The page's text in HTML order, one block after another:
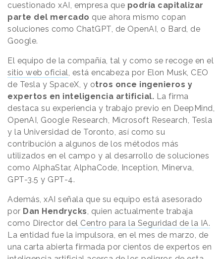
cuestionado xAI, empresa que podría capitalizar
parte del mercado que ahora mismo copan
soluciones como ChatGPT, de OpenAI, o Bard, de
Google.
El equipo de la compañía, tal y como se recoge en el
sitio web oficial, está encabeza por Elon Musk, CEO
de Tesla y SpaceX, y otros once ingenieros y
expertos en inteligencia artificial. La firma
destaca su experiencia y trabajo previo en DeepMind,
OpenAI, Google Research, Microsoft Research, Tesla
y la Universidad de Toronto, así como su
contribución a algunos de los métodos más
utilizados en el campo y al desarrollo de soluciones
como AlphaStar, AlphaCode, Inception, Minerva,
GPT-3.5 y GPT-4.
Además, xAI señala que su equipo está asesorado
por Dan Hendrycks, quien actualmente trabaja
como Director del Centro para la Seguridad de la IA.
La entidad fue la impulsora, en el mes de marzo, de
una carta abierta firmada por cientos de expertos en